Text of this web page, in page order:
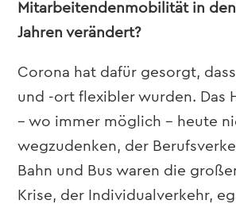
Mitarbeitendenmobilität in
Jahren verändert?
Corona hat dafür gesorgt,
und -ort flexibler wurden. Das
– wo immer möglich – heute
wegzudenken, der
Bahn und Bus waren die
Krise, der Individualverkehr,